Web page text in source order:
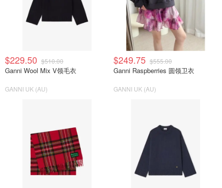
$229.50 $510.00
Ganni Wool Mix V领毛衣
GANNI UK (AU)
$249.75 $555.00
Ganni Raspberries 圆领卫衣
GANNI UK (AU)